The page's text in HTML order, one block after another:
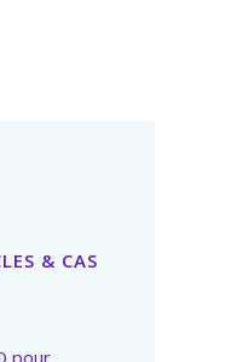
& CAS
pour